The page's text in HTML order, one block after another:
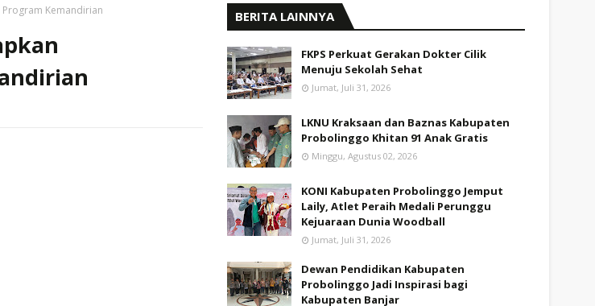
Kemandirian BERITA LAINNYA
FKPS Perkuat Gerakan Dokter Cilik
Menuju Sekolah Sehat
Jumat, Juli 31, 2026
LKNU Kraksaan dan Baznas Kabupaten
Probolinggo Khitan 91 Anak Gratis
Minggu, Agustus 02, 2026
KONI Kabupaten Probolinggo Jemput
Laily, Atlet Peraih Medali Perunggu
Kejuaraan Dunia Woodball
Jumat, Juli 31, 2026
Dewan Pendidikan Kabupaten
Probolinggo Jadi Inspirasi bagi
Kabupaten Banjar